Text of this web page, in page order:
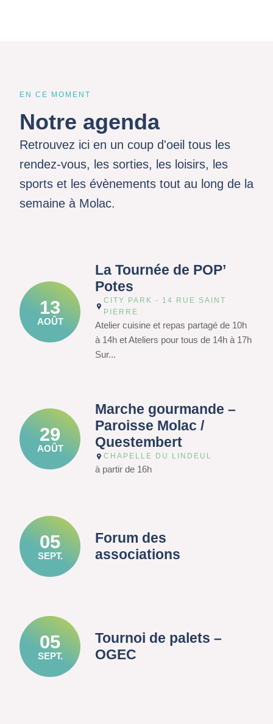
EN CE MOMENT
Notre agenda
Retrouvez ici en un coup d'oeil tous les
rendez-vous, les sorties, les loisirs, les
sports et les évènements tout au long de la
semaine à Molac.
13
AOÛT
La Tournée de POP’
Potes
CITY PARK - 14 RUE SAINT
PIERRE
Atelier cuisine et repas partagé de 10h
à 14h et Ateliers pour tous de 14h à 17h
Sur...
29
AOÛT
Marche gourmande –
Paroisse Molac /
Questembert
CHAPELLE DU LINDEUL
à partir de 16h
05
SEPT.
Forum des
associations
05
SEPT.
Tournoi de palets –
OGEC